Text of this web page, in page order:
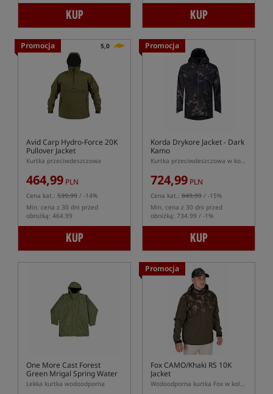
KUP KUP
Promocja 5,0
Avid Carp Hydro-Force 20K
Pullover Jacket
Kurtka przeciwdeszczowa
464,99 PLN
Cena kat.: 539,99 / -14%
Min. cena z 30 dni przed
obniżką: 464.99
KUP
Promocja
Korda Drykore Jacket - Dark
Kamo
Kurtka przeciwdeszczowa w kolorze kamuflażu
724,99 PLN
Cena kat.: 849,99 / -15%
Min. cena z 30 dni przed
obniżką: 734.99 / -1%
KUP
One More Cast Forest
Green Mrigal Spring Water
Resistant Jacket
Lekka kurtka wodoodporna
Promocja
Fox CAMO/Khaki RS 10K
Jacket
Wodoodporna kurtka Fox w kolorze CAMO/Khaki